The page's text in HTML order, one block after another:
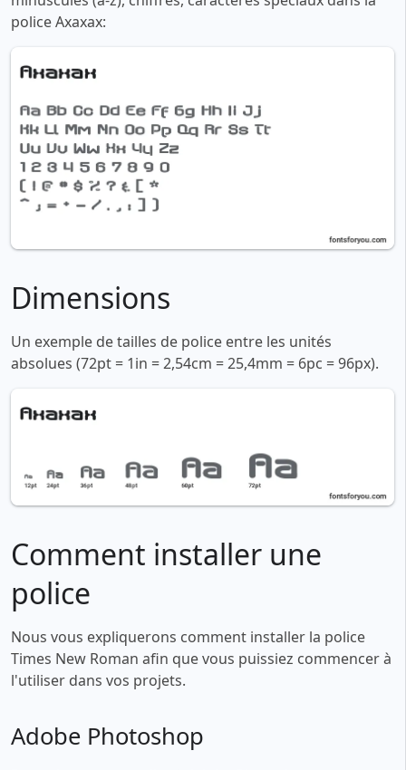
police Axaxax:
Dimensions
Un exemple de tailles de police entre les unités
absolues (72pt = 1in = 2,54cm = 25,4mm = 6pc = 96px).
Comment installer une
police
Nous vous expliquerons comment installer la police
Times New Roman afin que vous puissiez commencer à
l'utiliser dans vos projets.
Adobe Photoshop